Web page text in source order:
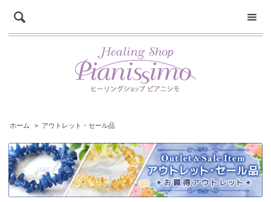
ホーム > アウトレット・セール品